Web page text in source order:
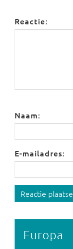
Reactie:
Naam:
E-mailadres:
Reactie
Europa